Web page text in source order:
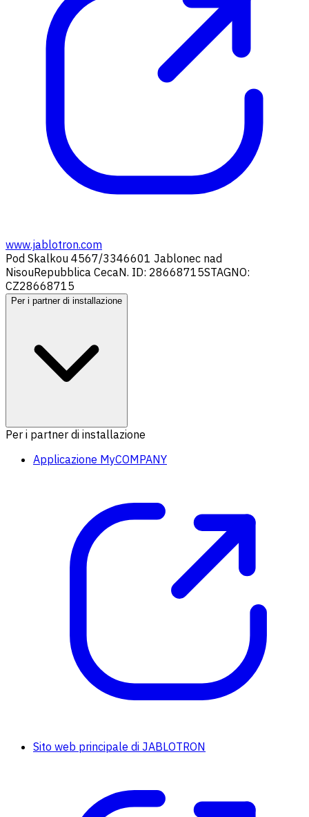
www.jablotron.com
Pod Skalkou 4567/3346601 Jablonec nad
NisouRepubblica CecaN. ID: 28668715STAGNO:
CZ28668715
Per i partner di installazione
Per i partner di installazione
Applicazione MyCOMPANY
Sito web principale di JABLOTRON